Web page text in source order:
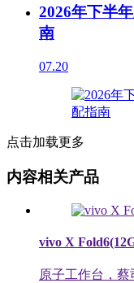
2026年下半
南
07.20
点击加载更多
内容相关产品
vivo X
原子工作台，